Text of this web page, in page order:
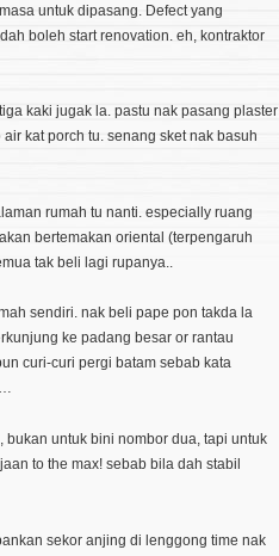
untuk dipasang. Defect yang
boleh start renovation. eh, kontraktor
kaki jugak la. pastu nak pasang plaster
kat porch tu. senang sket nak basuh
rumah tu nanti. especially ruang
bertemakan oriental (terpengaruh
tak beli lagi rupanya..
sendiri. nak beli pape pon takda la
ke padang besar or rantau
curi-curi pergi batam sebab kata
untuk bini nombor dua, tapi untuk
to the max! sebab bila dah stabil
sekor anjing di lenggong time nak